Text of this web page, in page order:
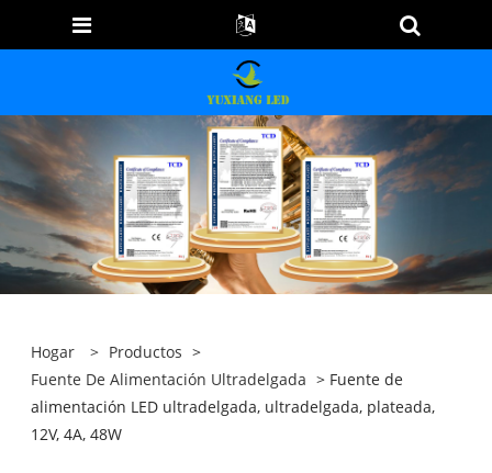
Hogar > Productos >
Fuente De Alimentación Ultradelgada > Fuente de
alimentación LED ultradelgada, ultradelgada, plateada,
12V, 4A, 48W